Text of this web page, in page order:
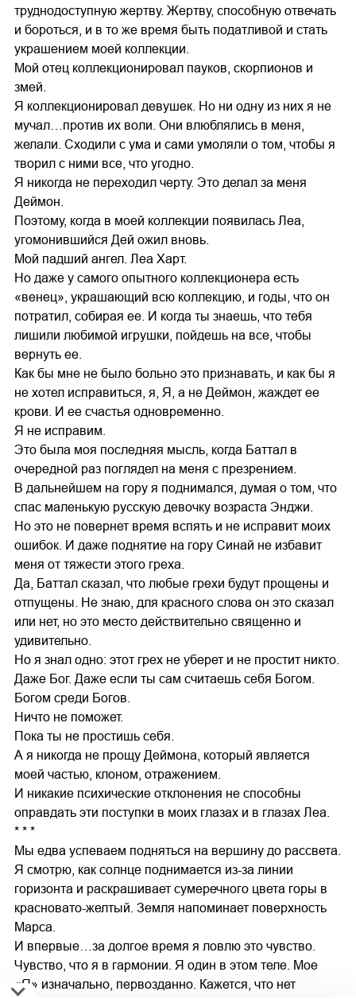
труднодоступную жертву. Жертву, способную отвечать
и бороться, и в то же время быть податливой и стать
украшением моей коллекции.
Мой отец коллекционировал пауков, скорпионов и
змей.
Я коллекционировал девушек. Но ни одну из них я не
мучал…против их воли. Они влюблялись в меня,
желали. Сходили с ума и сами умоляли о том, чтобы я
творил с ними все, что угодно.
Я никогда не переходил черту. Это делал за меня
Деймон.
Поэтому, когда в моей коллекции появилась Леа,
угомонившийся Дей ожил вновь.
Мой падший ангел. Леа Харт.
Но даже у самого опытного коллекционера есть
«венец», украшающий всю коллекцию, и годы, что он
потратил, собирая ее. И когда ты знаешь, что тебя
лишили любимой игрушки, пойдешь на все, чтобы
вернуть ее.
Как бы мне не было больно это признавать, и как бы я
не хотел исправиться, я, Я, а не Деймон, жаждет ее
крови. И ее счастья одновременно.
Я не исправим.
Это была моя последняя мысль, когда Баттал в
очередной раз поглядел на меня с презрением.
В дальнейшем на гору я поднимался, думая о том, что
спас маленькую русскую девочку возраста Энджи.
Но это не повернет время вспять и не исправит моих
ошибок. И даже поднятие на гору Синай не избавит
меня от тяжести этого греха.
Да, Баттал сказал, что любые грехи будут прощены и
отпущены. Не знаю, для красного слова он это сказал
или нет, но это место действительно священно и
удивительно.
Но я знал одно: этот грех не уберет и не простит никто.
Даже Бог. Даже если ты сам считаешь себя Богом.
Богом среди Богов.
Ничто не поможет.
Пока ты не простишь себя.
А я никогда не прощу Деймона, который является
моей частью, клоном, отражением.
И никакие психические отклонения не способны
оправдать эти поступки в моих глазах и в глазах Леа.
* * *
Мы едва успеваем подняться на вершину до рассвета.
Я смотрю, как солнце поднимается из-за линии
горизонта и раскрашивает сумеречного цвета горы в
красновато-желтый. Земля напоминает поверхность
Марса.
И впервые…за долгое время я ловлю это чувство.
Чувство, что я в гармонии. Я один в этом теле. Мое
«Я» изначально, первозданно. Кажется, что нет